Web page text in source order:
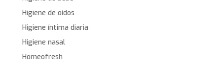
Higiene de oídos
Higiene íntima diaria
Higiene nasal
Homeofresh